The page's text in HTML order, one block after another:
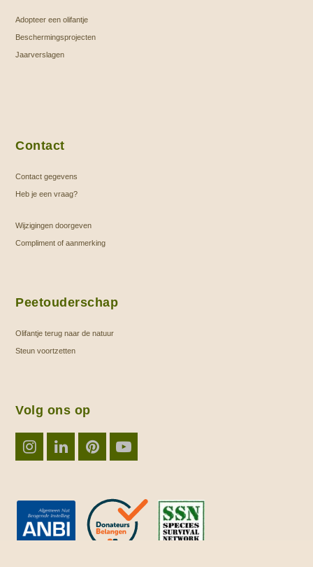
Adopteer een olifantje
Beschermingsprojecten
Jaarverslagen
Contact
Contact gegevens
Heb je een vraag?
Wijzigingen doorgeven
Compliment of aanmerking
Peetouderschap
Olifantje terug naar de natuur
Steun voortzetten
Volg ons op
Instagram
LinkedInPinterestYouTube